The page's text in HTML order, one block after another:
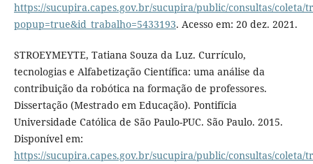
https://sucupira.capes.gov.br/sucupira/public/consultas/coleta/
popup=true&id_trabalho=5433193. Acesso em: 20 dez. 2021.
STROEYMEYTE, Tatiana Souza da Luz. Currículo,
tecnologias e Alfabetização Científica: uma análise da
contribuição da robótica na formação de professores.
Dissertação (Mestrado em Educação). Pontifícia
Universidade Católica de São Paulo-PUC. São Paulo. 2015.
Disponível em:
https://sucupira.capes.gov.br/sucupira/public/consultas/coleta/